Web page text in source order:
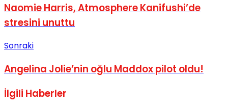
No Result
Naomie Harris, Atmosphere Kanifushi’de
stresini unuttu
Sonraki
Angelina Jolie’nin oğlu Maddox pilot oldu!
İlgili Haberler